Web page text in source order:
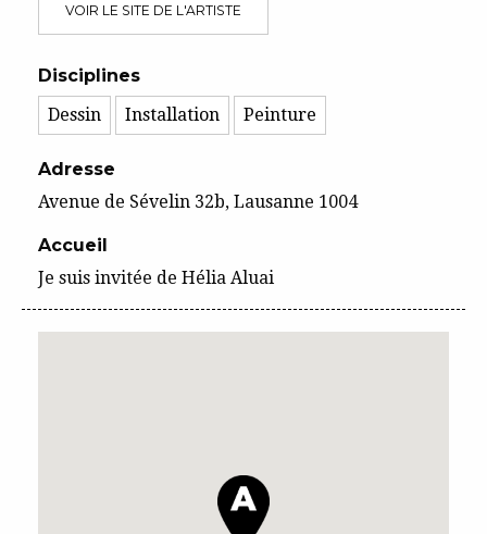
VOIR LE SITE DE L'ARTISTE
Disciplines
Dessin
Installation Peinture
Adresse
Avenue de Sévelin 32b, Lausanne 1004
Accueil
Je suis invitée de Hélia Aluai